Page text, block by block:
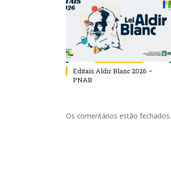
Editais Aldir Blanc 2026 –
PNAB
Os comentários estão fechados.